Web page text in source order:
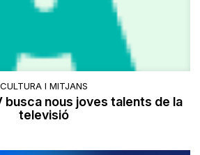
CULTURA I MITJANS
busca nous joves talents de la
televisió